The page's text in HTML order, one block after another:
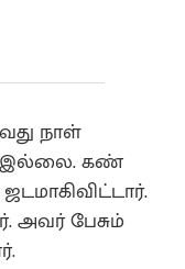
நாள்
இல்லை. கண்
அவர் பேசும்